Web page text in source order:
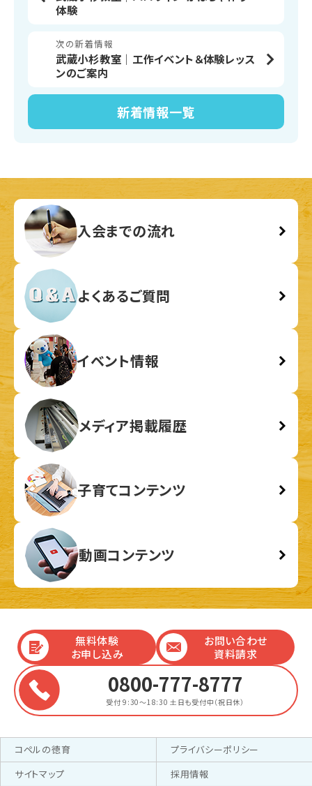
体験
新着情報一覧
次の新着情報
武蔵小杉教室│工作イベント＆体験レッス
ンのご案内
入会までの流れ
よくあるご質問
イベント情報
メディア掲載履歴
子育てコンテンツ
動画コンテンツ
無料体験
お申し込み
お問い合わせ
資料請求
0800-777-8777
受付 9:30～18:30 土日も受付中（祝日休）
コペルの徳育
プライバシーポリシー
サイトマップ
採用情報